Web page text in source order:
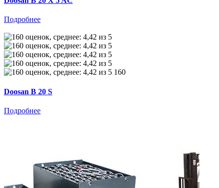
Подробнее
160
Doosan B 20 S
Подробнее